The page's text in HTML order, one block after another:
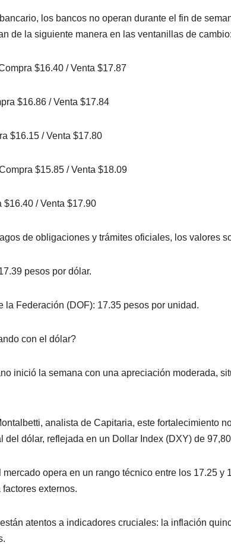
los bancos no operan durante el fin de
de la siguiente manera en las ventanillas de cambio:
$16.40 / Venta $17.87
$16.86 / Venta $17.84
$16.15 / Venta $17.80
$15.85 / Venta $18.09
$16.40 / Venta $17.90
de obligaciones y trámites oficiales, los valores
pesos por dólar.
la Federación (DOF): 17.35 pesos por unidad.
con el dólar?
inició la semana con una apreciación moderada,
analista de Capitaria, este fortalecimiento
del dólar, reflejada en un Dollar Index (DXY) de
mercado opera en un rango técnico entre los 17.25 y
externos.
atentos a indicadores cruciales: la inflación